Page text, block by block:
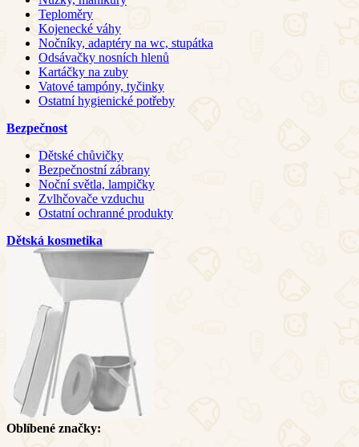
Teploměry
Kojenecké váhy
Nočníky, adaptéry na wc, stupátka
Odsávačky nosních hlenů
Kartáčky na zuby
Vatové tampóny, tyčinky
Ostatní hygienické potřeby
Bezpečnost
Dětské chůvičky
Bezpečnostní zábrany
Noční světla, lampičky
Zvlhčovače vzduchu
Ostatní ochranné produkty
Dětská kosmetika
Oblíbené značky: